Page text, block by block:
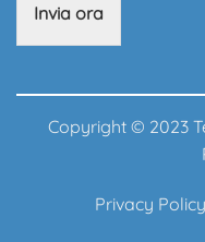
Invia ora
Copyright © 2023
Privacy Policy